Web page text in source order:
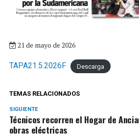
21 de mayo de 2026
TAPA21.5.2026F Descarga
TEMAS RELACIONADOS
SIGUIENTE
Técnicos recorren el Hogar de
obras eléctricas